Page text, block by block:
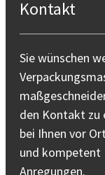
Kontakt
Sie wünschen
den Kontakt zu
bei Ihnen vor
und kompetent
Anregungen.